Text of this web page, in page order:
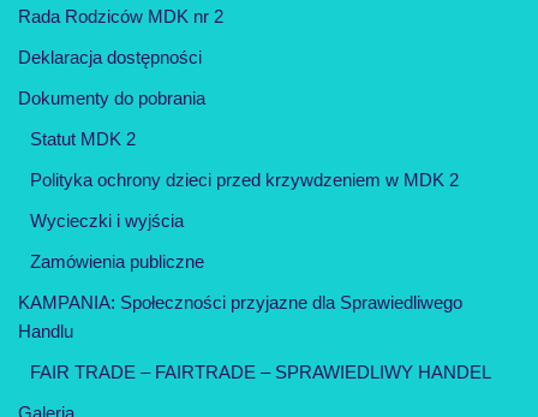
Rada Rodziców MDK nr 2
Deklaracja dostępności
Dokumenty do pobrania
Statut MDK 2
Polityka ochrony dzieci przed krzywdzeniem w MDK 2
Wycieczki i wyjścia
Zamówienia publiczne
KAMPANIA: Społeczności przyjazne dla Sprawiedliwego
Handlu
FAIR TRADE – FAIRTRADE – SPRAWIEDLIWY HANDEL
Galeria